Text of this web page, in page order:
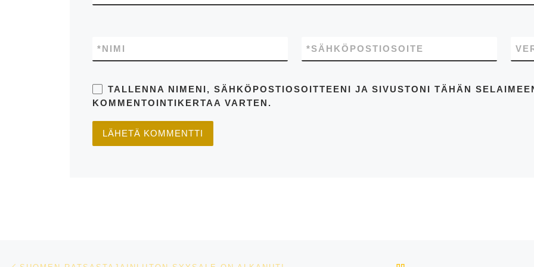
NIMI
* SÄHKÖPOSTIOSOITE
*
TALLENNA NIMENI, SÄHKÖPOSTIOSOITTEENI JA SIVUSTONI TÄHÄN
KOMMENTOINTIKERTAA VARTEN.
Artikkelien navigointi